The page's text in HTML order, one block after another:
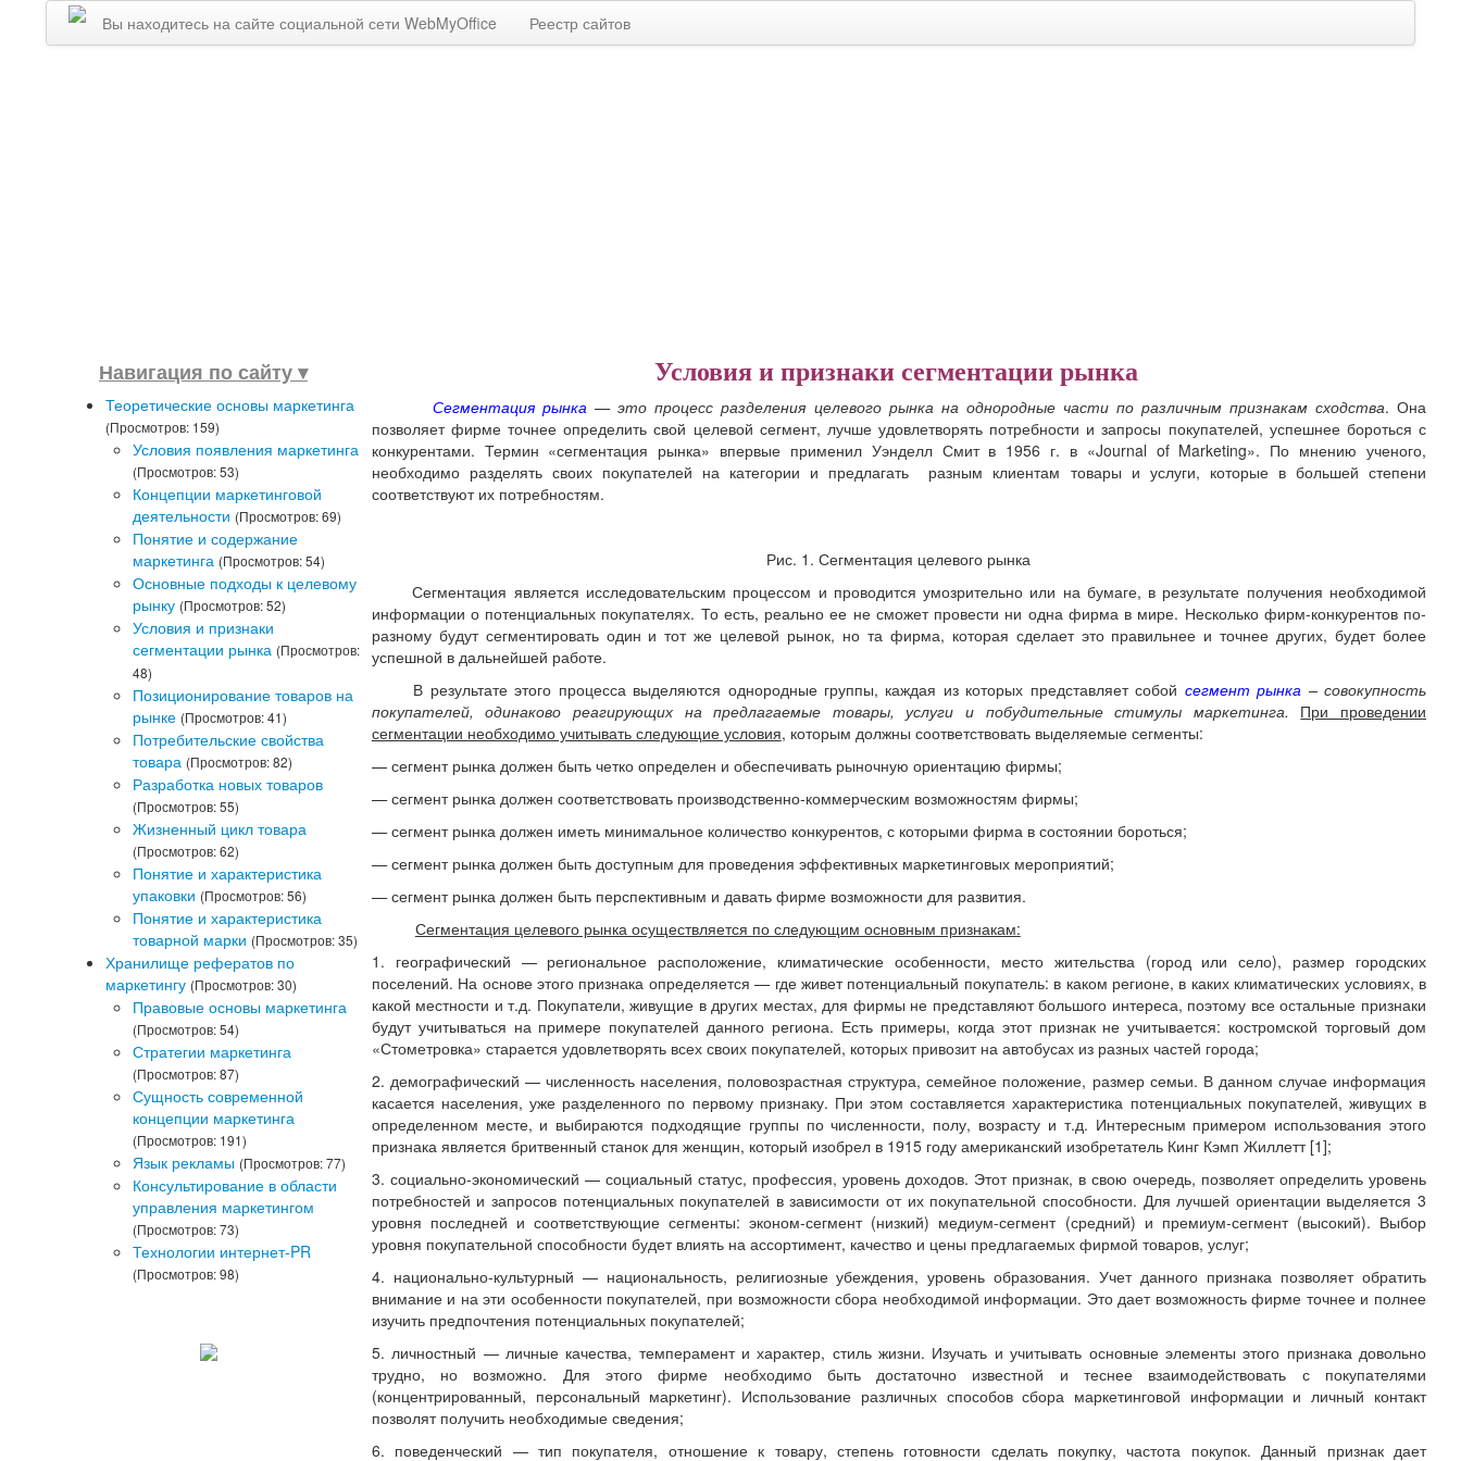
Вы находитесь на сайте социальной сети WebMyOffice Реестр сайтов
Навигация по сайту ▾
Теоретические основы маркетинга
(Просмотров: 159)
Условия появления маркетинга
(Просмотров: 53)
Концепции маркетинговой
деятельности (Просмотров: 69)
Понятие и содержание
маркетинга (Просмотров: 54)
Основные подходы к целевому
рынку (Просмотров: 52)
Условия и признаки
сегментации рынка (Просмотров:
48)
Позиционирование товаров на
рынке (Просмотров: 41)
Потребительские свойства
товара (Просмотров: 82)
Разработка новых товаров
(Просмотров: 55)
Жизненный цикл товара
(Просмотров: 62)
Понятие и характеристика
упаковки (Просмотров: 56)
Понятие и характеристика
товарной марки (Просмотров: 35)
Хранилище рефератов по
маркетингу (Просмотров: 30)
Правовые основы маркетинга
(Просмотров: 54)
Стратегии маркетинга
(Просмотров: 87)
Сущность современной
концепции маркетинга
(Просмотров: 191)
Язык рекламы (Просмотров: 77)
Консультирование в области
управления маркетингом
(Просмотров: 73)
Технологии интернет-PR
(Просмотров: 98)
Условия и признаки сегментации рынка
Сегментация рынка — это процесс разделения целевого рынка на однородные части по различным признакам сходства. Она
позволяет фирме точнее определить свой целевой сегмент, лучше удовлетворять потребности и запросы покупателей, успешнее бороться с
конкурентами. Термин «сегментация рынка» впервые применил Уэнделл Смит в 1956 г. в «Journal of Marketing». По мнению ученого,
необходимо разделять своих покупателей на категории и предлагать разным клиентам товары и услуги, которые в большей степени
соответствуют их потребностям.
Рис. 1. Сегментация целевого рынка
Сегментация является исследовательским процессом и проводится умозрительно или на бумаге, в результате получения необходимой
информации о потенциальных покупателях. То есть, реально ее не сможет провести ни одна фирма в мире. Несколько фирм-конкурентов по-
разному будут сегментировать один и тот же целевой рынок, но та фирма, которая сделает это правильнее и точнее других, будет более
успешной в дальнейшей работе.
В результате этого процесса выделяются однородные группы, каждая из которых представляет собой сегмент рынка – совокупность
покупателей, одинаково реагирующих на предлагаемые товары, услуги и побудительные стимулы маркетинга. При проведении
сегментации необходимо учитывать следующие условия, которым должны соответствовать выделяемые сегменты:
—сегмент рынка должен быть четко определен и обеспечивать рыночную ориентацию фирмы;
—сегмент рынка должен соответствовать производственно-коммерческим возможностям фирмы;
—сегмент рынка должен иметь минимальное количество конкурентов, с которыми фирма в состоянии бороться;
—сегмент рынка должен быть доступным для проведения эффективных маркетинговых мероприятий;
—сегмент рынка должен быть перспективным и давать фирме возможности для развития.
Сегментация целевого рынка осуществляется по следующим основным признакам:
1. географический — региональное расположение, климатические особенности, место жительства (город или село), размер городских
поселений. На основе этого признака определяется — где живет потенциальный покупатель: в каком регионе, в каких климатических условиях, в
какой местности и т.д. Покупатели, живущие в других местах, для фирмы не представляют большого интереса, поэтому все остальные признаки
будут учитываться на примере покупателей данного региона. Есть примеры, когда этот признак не учитывается: костромской торговый дом
«Стометровка» старается удовлетворять всех своих покупателей, которых привозит на автобусах из разных частей города;
2. демографический — численность населения, половозрастная структура, семейное положение, размер семьи. В данном случае информация
касается населения, уже разделенного по первому признаку. При этом составляется характеристика потенциальных покупателей, живущих в
определенном месте, и выбираются подходящие группы по численности, полу, возрасту и т.д. Интересным примером использования этого
признака является бритвенный станок для женщин, который изобрел в 1915 году американский изобретатель Кинг Кэмп Жиллетт [1];
3. социально-экономический — социальный статус, профессия, уровень доходов. Этот признак, в свою очередь, позволяет определить уровень
потребностей и запросов потенциальных покупателей в зависимости от их покупательной способности. Для лучшей ориентации выделяется 3
уровня последней и соответствующие сегменты: эконом-сегмент (низкий) медиум-сегмент (средний) и премиум-сегмент (высокий). Выбор
уровня покупательной способности будет влиять на ассортимент, качество и цены предлагаемых фирмой товаров, услуг;
4. национально-культурный — национальность, религиозные убеждения, уровень образования. Учет данного признака позволяет обратить
внимание и на эти особенности покупателей, при возможности сбора необходимой информации. Это дает возможность фирме точнее и полнее
изучить предпочтения потенциальных покупателей;
5. личностный — личные качества, темперамент и характер, стиль жизни. Изучать и учитывать основные элементы этого признака довольно
трудно, но возможно. Для этого фирме необходимо быть достаточно известной и теснее взаимодействовать с покупателями
(концентрированный, персональный маркетинг). Использование различных способов сбора маркетинговой информации и личный контакт
позволят получить необходимые сведения;
6. поведенческий — тип покупателя, отношение к товару, степень готовности сделать покупку, частота покупок. Данный признак дает